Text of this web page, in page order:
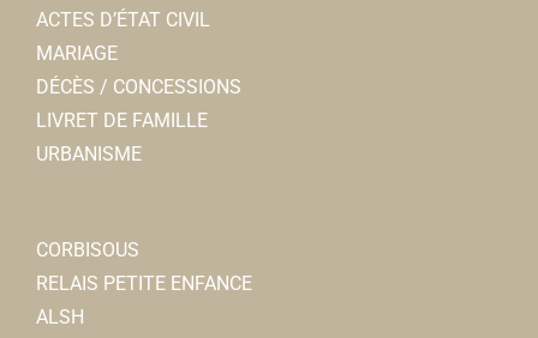
ACTES D’ÉTAT CIVIL
MARIAGE
DÉCÈS / CONCESSIONS
LIVRET DE FAMILLE
URBANISME
CORBISOUS
RELAIS PETITE ENFANCE
ALSH